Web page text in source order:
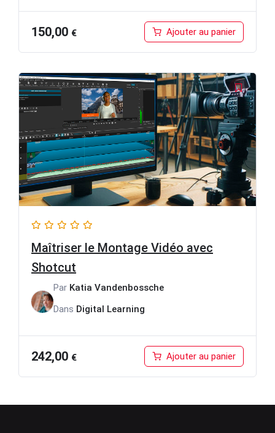
150,00 € Ajouter au panier
Maîtriser le Montage Vidéo avec
Shotcut
Par Katia Vandenbossche
Dans Digital Learning
242,00 € Ajouter au panier